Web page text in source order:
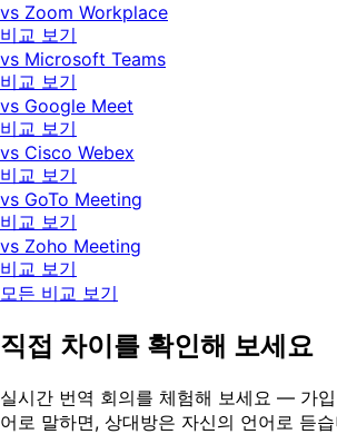
vs Zoom Workplace
비교 보기
vs Microsoft Teams
비교 보기
vs Google Meet
비교 보기
vs Cisco Webex
비교 보기
vs GoTo Meeting
비교 보기
vs Zoho Meeting
비교 보기
모든 비교 보기
직접 차이를 확인해 보세요
실시간 번역 회의를 체험해 보세요 — 가
어로 말하면, 상대방은 자신의 언어로 듣